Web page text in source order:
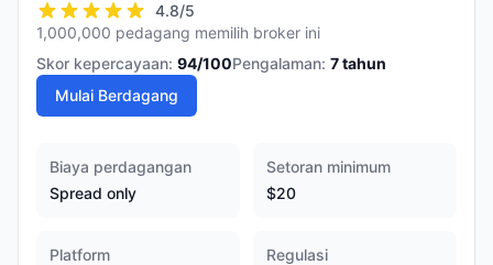
4.8/5
1,000,000 pedagang memilih broker ini
Skor kepercayaan: 94/100Pengalaman: 7tahun
Mulai Berdagang
Biaya perdagangan
Spread only
Setoran minimum
$20
Platform Regulasi